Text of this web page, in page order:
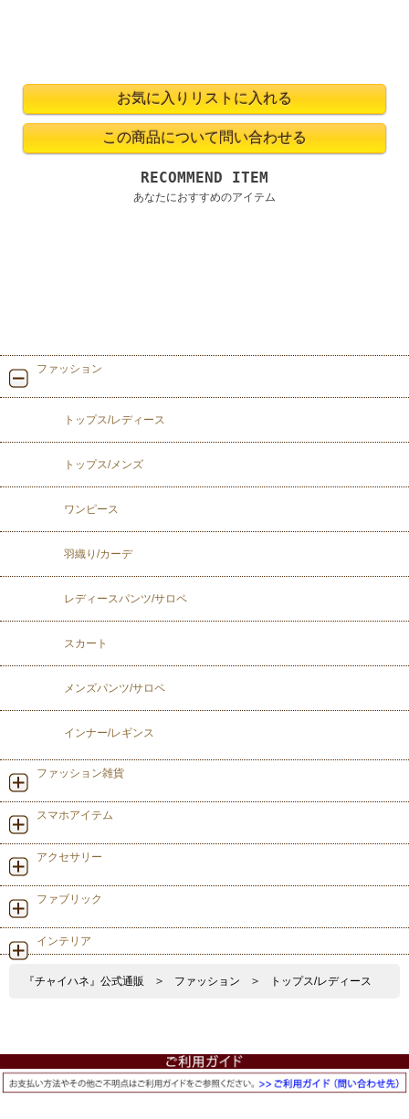
RECOMMEND ITEM
あなたにおすすめのアイテム
ファッション
トップス/レディース
トップス/メンズ
ワンピース
羽織り/カーデ
レディースパンツ/サロペ
スカート
メンズパンツ/サロペ
インナー/レギンス
ファッション雑貨
スマホアイテム
アクセサリー
ファブリック
インテリア
『チャイハネ』公式通販 > ファッション > トップス/レディース